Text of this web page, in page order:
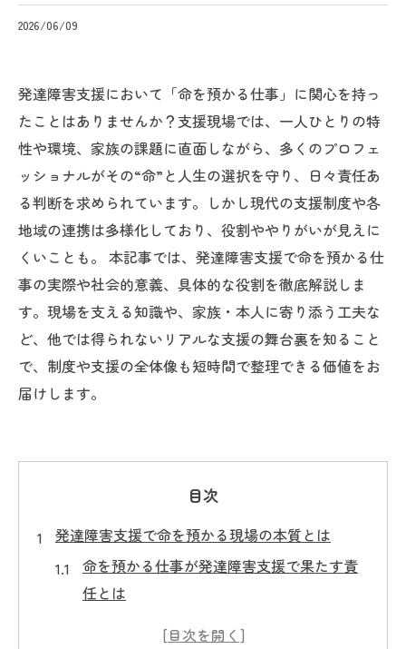
2026/06/09
発達障害支援において「命を預かる仕事」に関心を持っ
たことはありませんか？支援現場では、一人ひとりの特
性や環境、家族の課題に直面しながら、多くのプロフェ
ッショナルがその“命”と人生の選択を守り、日々責任あ
る判断を求められています。しかし現代の支援制度や各
地域の連携は多様化しており、役割ややりがいが見えに
くいことも。 本記事では、発達障害支援で命を預かる仕
事の実際や社会的意義、具体的な役割を徹底解説しま
す。現場を支える知識や、家族・本人に寄り添う工夫な
ど、他では得られないリアルな支援の舞台裏を知ること
で、制度や支援の全体像も短時間で整理できる価値をお
届けします。
目次
発達障害支援で命を預かる現場の本質とは
命を預かる仕事が発達障害支援で果たす責
任とは
発達障害支援センターの現場が命を守る理